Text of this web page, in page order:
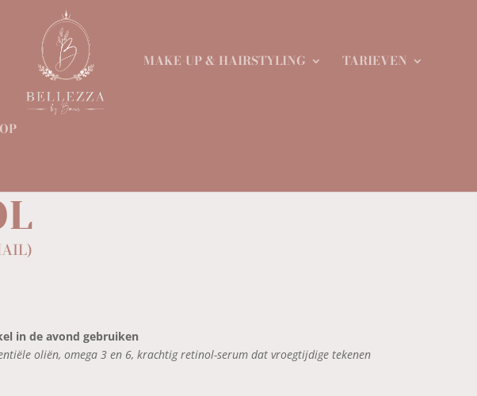
MAKE-UP & HAIRSTYLING TARIEVEN
in de avond gebruiken
oliën, omega 3 en 6, krachtig retinol-serum dat vroegtijdige tekenen